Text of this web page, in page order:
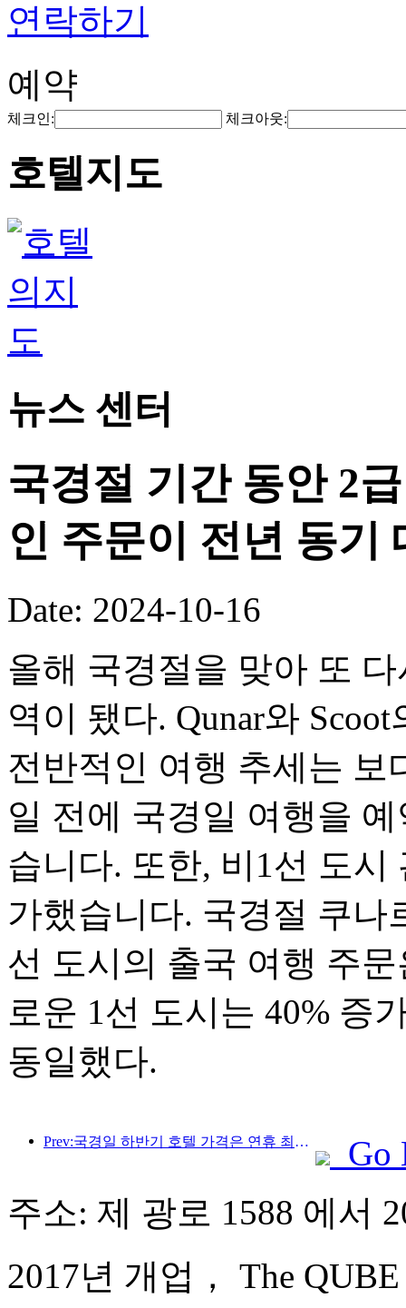
연락하기
예약
체크인: 체크아웃:
호텔지도
뉴스 센터
국경절 기간 동안 2
인 주문이 전년 동기
Date: 2024-10-16
올해 국경절을 맞아 또
역이 됐다. Qunar와
전반적인 여행 추세는 보
일 전에 국경일 여행을
습니다. 또한, 비1선 도
가했습니다. 국경절 쿠나
선 도시의 출국 여행 주
로운 1선 도시는 40% 증
동일했다.
Prev:국경일 하반기 호텔 가격은 연휴 최저 수준
Go
주소: 제 광로 1588 에서
2017년 개업， The